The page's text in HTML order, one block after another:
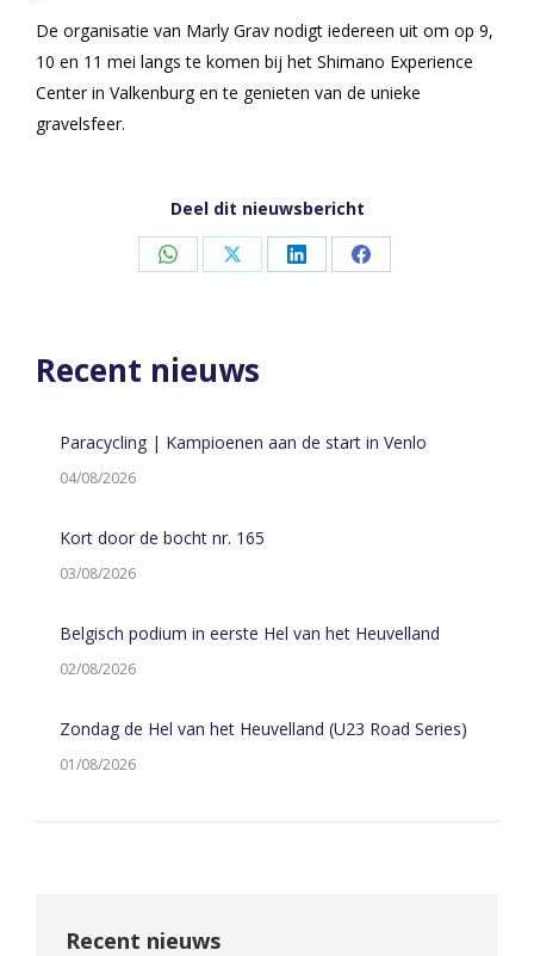
De organisatie van Marly Grav nodigt iedereen uit om op 9,
10 en 11 mei langs te komen bij het Shimano Experience
Center in Valkenburg en te genieten van de unieke
gravelsfeer.
Deel dit nieuwsbericht
Share Share Share Share
Recent nieuws
Paracycling | Kampioenen aan de start in Venlo
04/08/2026
Kort door de bocht nr. 165
03/08/2026
Belgisch podium in eerste Hel van het Heuvelland
02/08/2026
Zondag de Hel van het Heuvelland (U23 Road Series)
01/08/2026
Recent nieuws